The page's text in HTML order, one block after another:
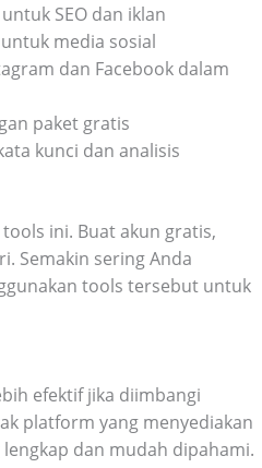
SEO dan iklan
media sosial
dan Facebook dalam
paket gratis
kunci dan analisis
ini. Buat akun gratis,
Semakin sering Anda
tools tersebut untuk
efektif jika diimbangi
platform yang menyediakan
dan mudah dipahami.